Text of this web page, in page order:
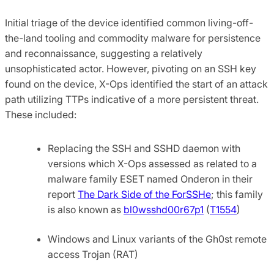
Initial triage of the device identified common living-off-
the-land tooling and commodity malware for persistence
and reconnaissance, suggesting a relatively
unsophisticated actor. However, pivoting on an SSH key
found on the device, X-Ops identified the start of an attack
path utilizing TTPs indicative of a more persistent threat.
These included:
Replacing the SSH and SSHD daemon with
versions which X-Ops assessed as related to a
malware family ESET named Onderon in their
report The Dark Side of the ForSSHe; this family
is also known as bl0wsshd00r67p1 (T1554)
Windows and Linux variants of the Gh0st remote
access Trojan (RAT)